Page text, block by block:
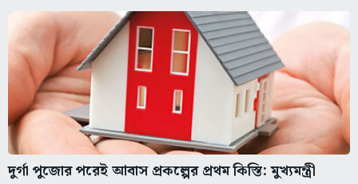
দুর্গা পুজোর পরেই আবাস প্রকল্পের প্রথম কিস্তি: মুখ্যমন্ত্রী